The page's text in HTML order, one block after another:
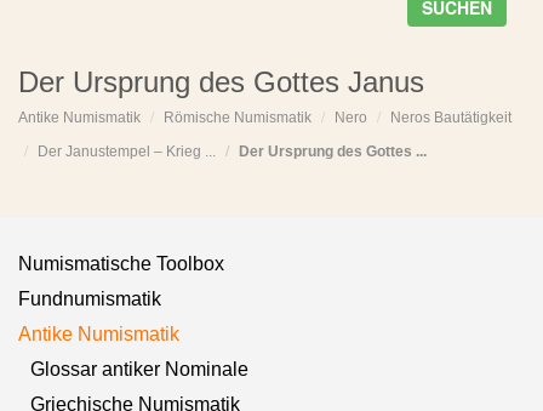
SUCHEN
Der Ursprung des Gottes Janus
Antike Numismatik Römische Numismatik Nero
Neros Bautätigkeit
Der Janustempel – Krieg ...
Der Ursprung des Gottes ...
Numismatische Toolbox
Fundnumismatik
Antike Numismatik
Glossar antiker Nominale
Griechische Numismatik